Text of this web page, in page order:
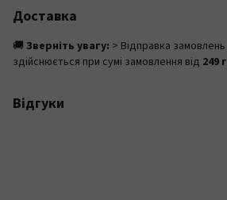
Доставка
🚚 Зверніть увагу: > Відправка
здійснюється при сумі замовлення від 249
Відгуки